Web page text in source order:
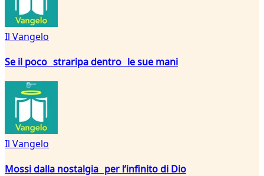
Il Vangelo
Se il poco straripa dentro le sue mani
Il Vangelo
Mossi dalla nostalgia per l’infinito di Dio